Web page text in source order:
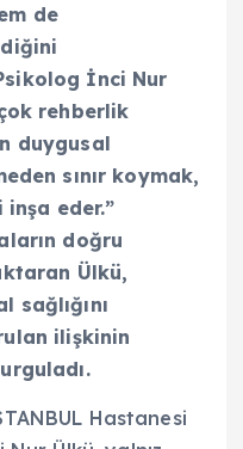
de
İnci Nur
rehberlik
duygusal
sınır koymak,
eder.”
doğru
Ülkü,
sağlığını
ilişkinin
Hastanesi